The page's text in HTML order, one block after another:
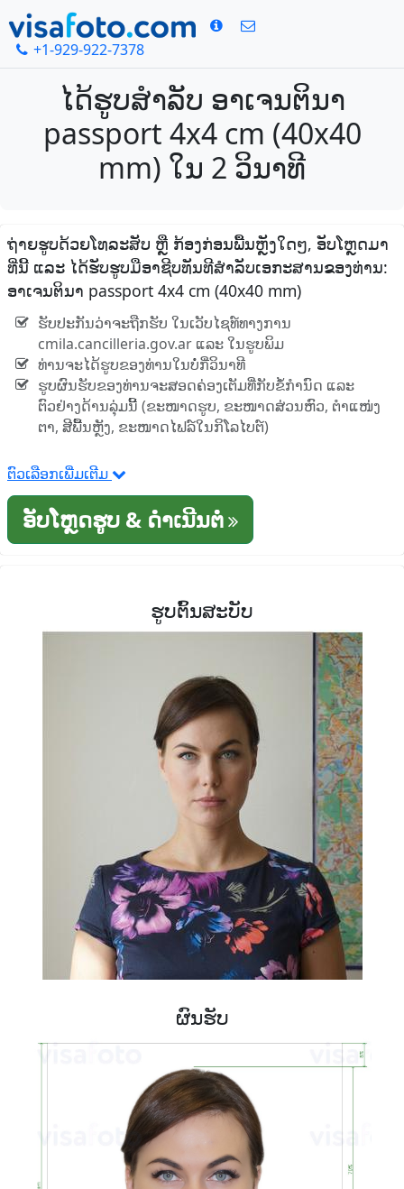
+1-929-922-7378
ໄດ້ຮູບສໍາລັບ ອາເຈນຕິນາ
passport 4x4 cm (40x40
mm) ໃນ 2 ວິນາທີ
ຖ່າຍຮູບດ້ວຍໂທລະສັບ ຫຼື ກ້ອງກ່ອນພື້ນຫຼັງໃດໆ, ອັບໂຫຼດມາ
ທີ່ນີ້ ແລະ ໄດ້ຮັບຮູບມືອາຊີບທັນທີສໍາລັບເອກະສານຂອງທ່ານ:
ອາເຈນຕິນາ passport 4x4 cm (40x40 mm)
ຮັບປະກັນວ່າຈະຖືກຮັບ ໃນເວັບໄຊທ໌ທາງການ
cmila.cancilleria.gov.ar ແລະ ໃນຮູບພິມ
ທ່ານຈະໄດ້ຮູບຂອງທ່ານໃນບໍ່ກີ່ວິນາທີ
ຮູບຜົນຮັບຂອງທ່ານຈະສອດຄ່ອງເຕັມທີ່ກັບຂໍ້ກໍານົດ ແລະ
ຕົວຢ່າງດ້ານລຸ່ມນີ້ (ຂະໜາດຮູບ, ຂະໜາດສ່ວນຫົວ, ຕໍາແໜ່ງ
ຕາ, ສີພື້ນຫຼັງ, ຂະໜາດໄຟລ໌ໃນກິໂລໄບຕ໌)
ຕົວເລືອກເພີ່ມເຕີມ
ອັບໂຫຼດຮູບ & ດໍາເນີນຕໍ່
ຮູບຕົ້ນສະບັບ
ຜົນຮັບ